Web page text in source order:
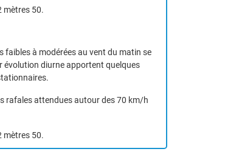
DU 27 AVRIL AU 24 MAI 2026
mètres 50.
faibles à modérées au vent du matin se
évolution diurne apportent quelques
rafales attendues autour des 70 km/h
mètres 50.